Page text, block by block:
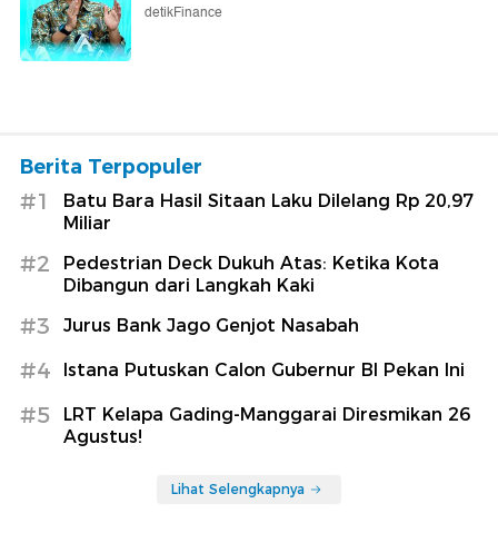
detikFinance
Berita Terpopuler
#1
Batu Bara Hasil Sitaan Laku Dilelang Rp 20,97
Miliar
#2
Pedestrian Deck Dukuh Atas: Ketika Kota
Dibangun dari Langkah Kaki
#3 Jurus Bank Jago Genjot Nasabah
#4 Istana Putuskan Calon Gubernur BI Pekan Ini
#5
LRT Kelapa Gading-Manggarai Diresmikan 26
Agustus!
Lihat Selengkapnya